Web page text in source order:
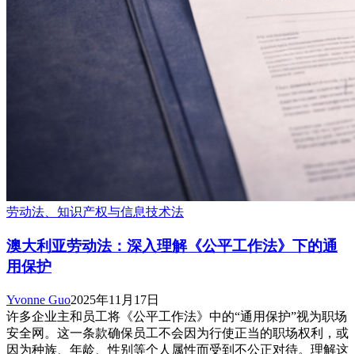
劳动法、知识产权与信息技术法
澳大利亚劳动法：深入理解《公平工作法》下的通
用保护
Yvonne Guo2025年11月17日
许多企业主和员工将《公平工作法》中的“通用保护”视为职场
安全网。这一条款确保员工不会因为行使正当的职场权利，或
因为种族、年龄、性别等个人属性而受到不公正对待。理解这